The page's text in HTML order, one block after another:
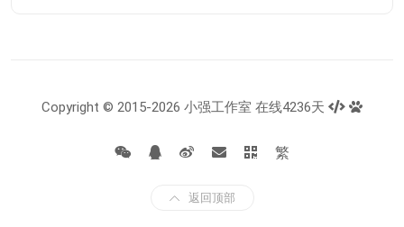
Copyright © 2015-2026 小强工作室 在线4236天
繁
返回顶部